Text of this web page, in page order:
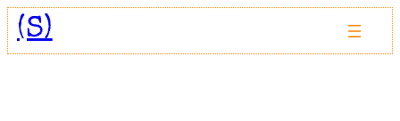
Aller
au(S)